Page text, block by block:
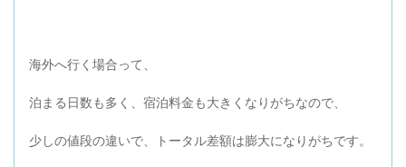
海外へ行く場合って、
泊まる日数も多く、宿泊料金も大きくなりがちなので、
少しの値段の違いで、トータル差額は膨大になりがちです。